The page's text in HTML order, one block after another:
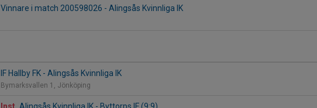
Vinnare i match 200598026 - Alingsås Kvinnliga IK
IF Hallby FK - Alingsås Kvinnliga IK
Bymarksvallen 1, Jönköping